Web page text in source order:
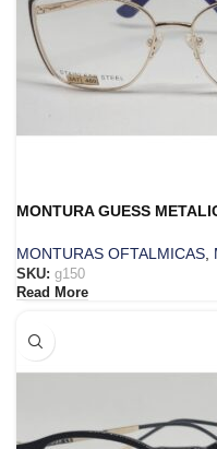
MONTURA GUESS
MONTURAS OFTALMICAS
SKU: g150
Read More